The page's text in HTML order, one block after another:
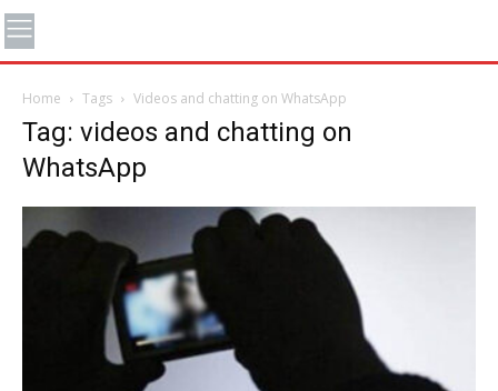
Home Tags Videos and chatting on WhatsApp
Tag: videos and chatting on
WhatsApp